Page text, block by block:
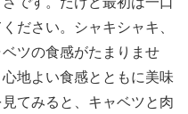
ださい。シャキシャキ、
ツの食感がたまりませ
地よい食感とともに美味
てみると、キャベツと肉